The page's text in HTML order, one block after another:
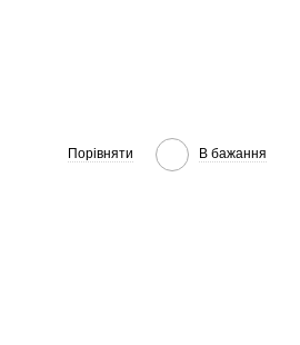
Порівняти В бажання